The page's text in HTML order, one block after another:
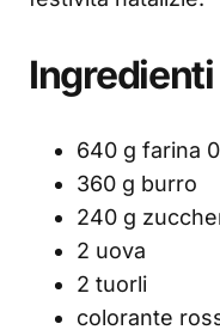
Ingredienti
640 g farina
360 g burro
240 g
2 uova
2 tuorli
colorante